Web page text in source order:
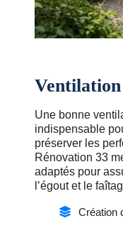
Une bonne
indispensable
préserver les
Rénovation 33
adaptés pour
l’égout et le
Création